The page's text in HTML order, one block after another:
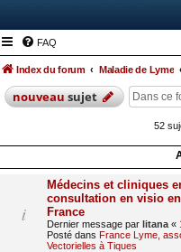
FAQ
Index du forum Maladie de Lyme
nouveausujet
52
Médecins et cliniques
consultation en visio
France
Dernier message par litana «
Posté dans France Lyme,
Vectorielles à Tiques